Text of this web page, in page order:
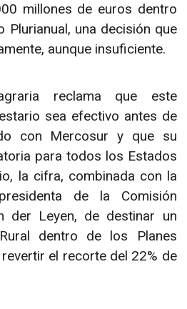
millones de euros dentro
Plurianual, una decisión que
aunque insuficiente.
reclama que este
sea efectivo antes de
con Mercosur y que su
para todos los Estados
la cifra, combinada con la
de la Comisión
der Leyen, de destinar un
dentro de los Planes
el recorte del 22% de